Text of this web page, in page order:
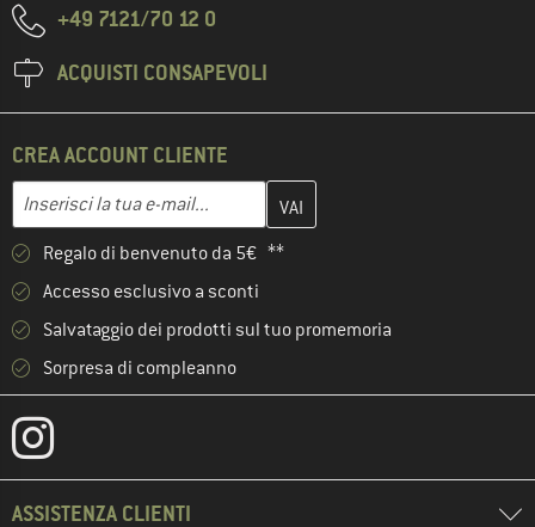
+49 7121/70 12 0
ACQUISTI CONSAPEVOLI
CREA ACCOUNT CLIENTE
Indirizzo e-mail
Inserisci qui il tuo indirizzo e-mail e crea il tuo account cliente
Regalo di benvenuto da 5€ **
Accesso esclusivo a sconti
Salvataggio dei prodotti sul tuo promemoria
Sorpresa di compleanno
ASSISTENZA CLIENTI